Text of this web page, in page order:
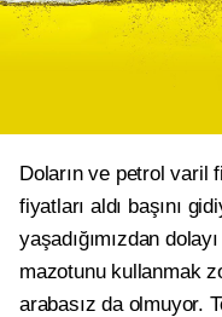
Doların ve petrol varil
fiyatları aldı başını
yaşadığımızdan
mazotunu kullanmak
arabasız da olmuyor.